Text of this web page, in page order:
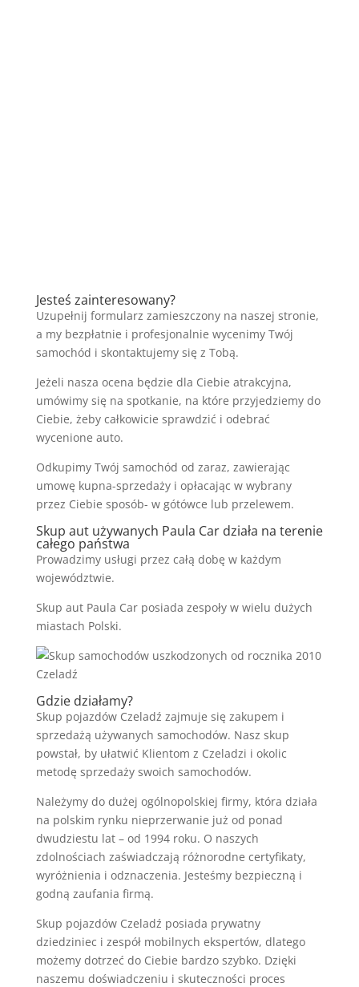
Jesteś zainteresowany?
Uzupełnij formularz zamieszczony na naszej stronie,
a my bezpłatnie i profesjonalnie wycenimy Twój
samochód i skontaktujemy się z Tobą.
Jeżeli nasza ocena będzie dla Ciebie atrakcyjna,
umówimy się na spotkanie, na które przyjedziemy do
Ciebie, żeby całkowicie sprawdzić i odebrać
wycenione auto.
Odkupimy Twój samochód od zaraz, zawierając
umowę kupna-sprzedaży i opłacając w wybrany
przez Ciebie sposób- w gótówce lub przelewem.
Skup aut używanych Paula Car działa na terenie
całego państwa
Prowadzimy usługi przez całą dobę w każdym
województwie.
Skup aut Paula Car posiada zespoły w wielu dużych
miastach Polski.
Gdzie działamy?
Skup pojazdów Czeladź zajmuje się zakupem i
sprzedażą używanych samochodów. Nasz skup
powstał, by ułatwić Klientom z Czeladzi i okolic
metodę sprzedaży swoich samochodów.
Należymy do dużej ogólnopolskiej firmy, która działa
na polskim rynku nieprzerwanie już od ponad
dwudziestu lat – od 1994 roku. O naszych
zdolnościach zaświadczają różnorodne certyfikaty,
wyróżnienia i odznaczenia. Jesteśmy bezpieczną i
godną zaufania firmą.
Skup pojazdów Czeladź posiada prywatny
dziedziniec i zespół mobilnych ekspertów, dlatego
możemy dotrzeć do Ciebie bardzo szybko. Dzięki
naszemu doświadczeniu i skuteczności proces